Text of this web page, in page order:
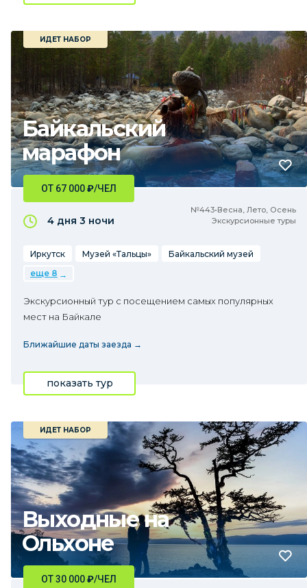
Байкальский
марафон
ИДЕТ НАБОР
№443•Весна, Лето, Осень
Экскурсионные туры
ОТ 67 000₽/ЧЕЛ
4 дня 3 ночи
Иркутск Музей «Тальцы»
Байкальский музей
еще 8
Экскурсионный тур с посещением самых популярных
мест на Байкале
Ближайшие даты заезда →
показать тур
Выходные на
Ольхоне
ИДЕТ НАБОР
ОТ 30 000₽/ЧЕЛ